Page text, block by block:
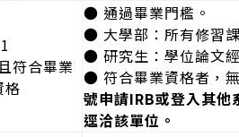
1
符合畢業
格
● 通過畢業門檻。
● 大學部：所有修習
● 研究生：學位論文
● 符合畢業資格者，
號申請IRB或登入其他
逕洽該單位。